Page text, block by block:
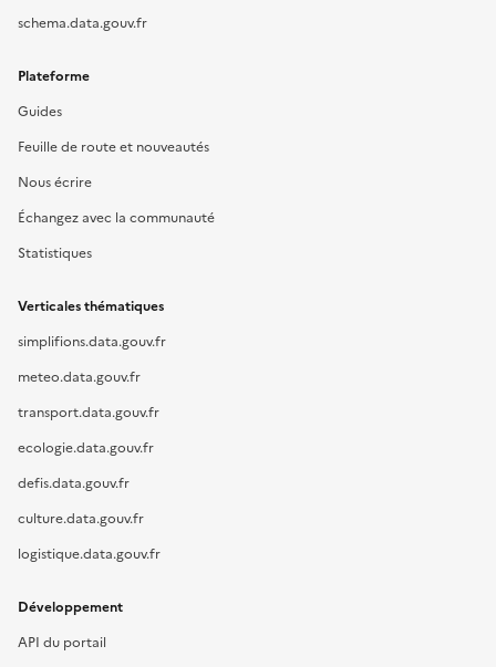
schema.data.gouv.fr
Plateforme
Guides
Feuille de route et nouveautés
Nous écrire
Échangez avec la communauté
Statistiques
Verticales thématiques
simplifions.data.gouv.fr
meteo.data.gouv.fr
transport.data.gouv.fr
ecologie.data.gouv.fr
defis.data.gouv.fr
culture.data.gouv.fr
logistique.data.gouv.fr
Développement
API du portail